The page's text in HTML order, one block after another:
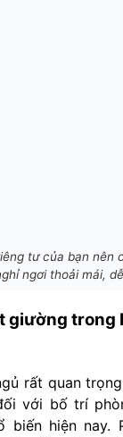
tư của bạn nên
ngơi thoải mái,
giường trong
rất quan
với bố trí
biến hiện nay.